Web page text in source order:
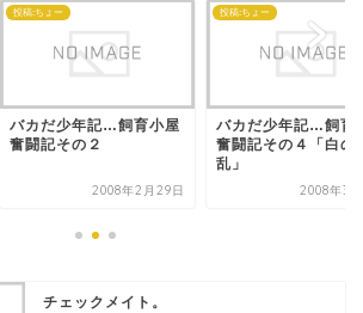
投稿:ちょー
バカだ少年記…飼育小屋
奮闘記その２
2008年2月29日
投稿:ちょー
バカだ少年記…飼育
奮闘記その４「白の
乱」
2008年3
チェックメイト。